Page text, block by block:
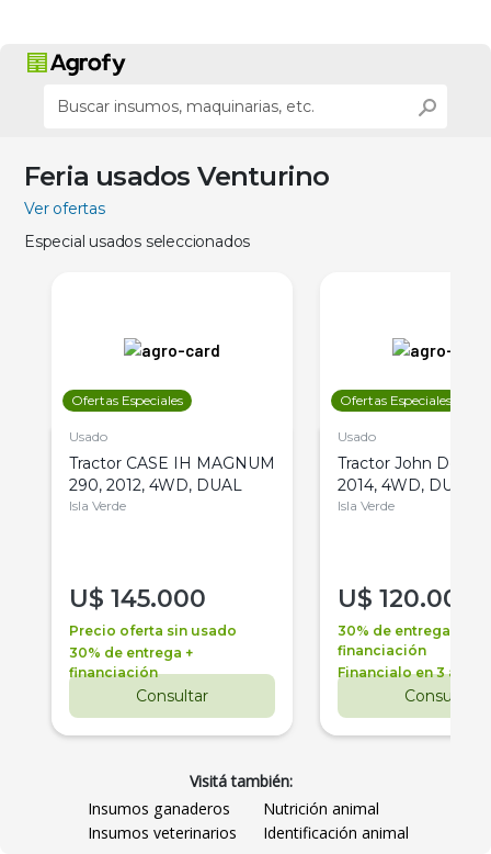
Feria usados Venturino
Ver ofertas
Especial usados seleccionados
Ofertas Especiales
Usado
Tractor CASE IH MAGNUM
290, 2012, 4WD, DUAL
Isla Verde
U$ 145.000
Precio oferta sin usado
30% de entrega +
financiación
Consultar
Ofertas Especiales
Usado
Tractor John Deere
2014, 4WD, DUAL
Isla Verde
U$ 120.000
30% de entrega +
financiación
Financialo en 3 años
Consultar
Visitá también:
Insumos ganaderos
Nutrición animal
Insumos veterinarios
Identificación animal